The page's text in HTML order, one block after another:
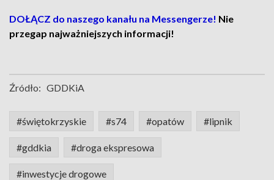
DOŁĄCZ do naszego kanału na Messengerze! Nie
przegap najważniejszych informacji!
Źródło: GDDKiA
#świętokrzyskie #s74 #opatów #lipnik
#gddkia #droga ekspresowa
#inwestycje drogowe